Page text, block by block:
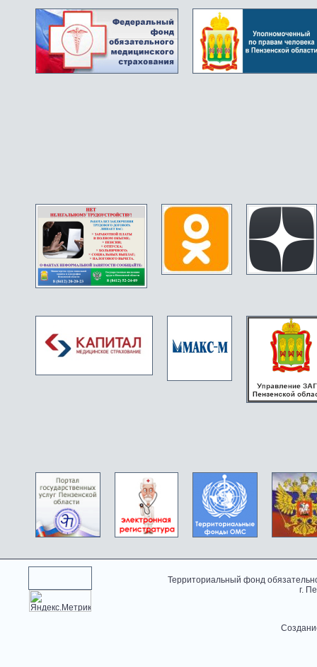
Территориальный фонд
г.